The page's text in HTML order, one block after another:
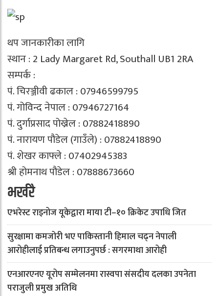
थप जानकारीका लागि
स्थान : 2 Lady Margaret Rd, Southall UB1 2RA
सम्पर्क :
पं. चिरञ्जीवी ढकाल : 07946599795
पं. गोविन्द नेपाल : 07946727164
पं. दुर्गाप्रसाद पोख्रेल : 07882418890
पं. नारायण पौडेल (गाउँले) : 07882418890
पं. शेखर काफ्ले : 07402945383
श्री होमनाथ पौडेल : 07888673660
भर्खरै
एभरेस्ट राइनोज यूकेद्वारा माया टी–१० क्रिकेट उपाधि जित
सुरक्षामा कमजोरी भए पाकिस्तानी हिमाल चढ्न नेपाली
आरोहीलाई प्रतिबन्ध लगाउनुपर्छ : सगरमाथा आरोही
एनआरएनए यूरोप सम्मेलनमा रास्वपा संसदीय दलका उपनेता
पराजुली प्रमुख अतिथि